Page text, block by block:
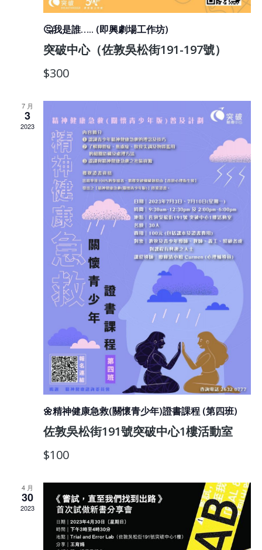
🤔我是誰….. (即興劇場工作坊)
突破中心（佐敦吳松街191-197號）
$300
7 月
3
2023
🌼精神健康急救(關懷青少年)證書課程 (第四班)
佐敦吳松街191號突破中心1樓活動室
$100
4 月
30
2023